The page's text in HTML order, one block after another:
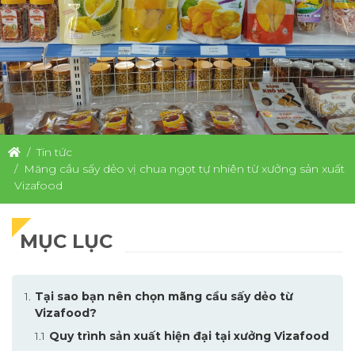
Tin tức
Mãng cầu sấy dẻo vị chua ngọt tự nhiên từ xưởng sản xuất
Vizafood
MỤC LỤC
Tại sao bạn nên chọn mãng cầu sấy dẻo từ
Vizafood?
Quy trình sản xuất hiện đại tại xưởng Vizafood